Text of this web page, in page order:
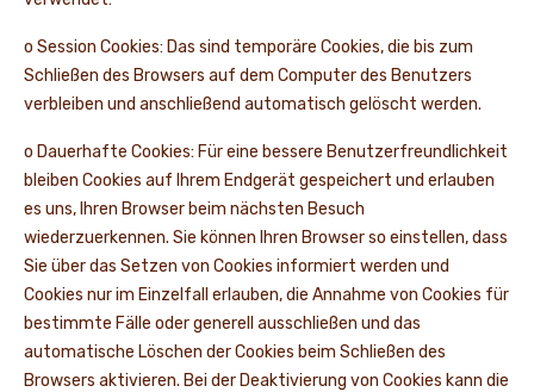
o Session Cookies: Das sind temporäre Cookies, die bis zum
Schließen des Browsers auf dem Computer des Benutzers
verbleiben und anschließend automatisch gelöscht werden.
o Dauerhafte Cookies: Für eine bessere Benutzerfreundlichkeit
bleiben Cookies auf Ihrem Endgerät gespeichert und erlauben
es uns, Ihren Browser beim nächsten Besuch
wiederzuerkennen. Sie können Ihren Browser so einstellen, dass
Sie über das Setzen von Cookies informiert werden und
Cookies nur im Einzelfall erlauben, die Annahme von Cookies für
bestimmte Fälle oder generell ausschließen und das
automatische Löschen der Cookies beim Schließen des
Browsers aktivieren. Bei der Deaktivierung von Cookies kann die